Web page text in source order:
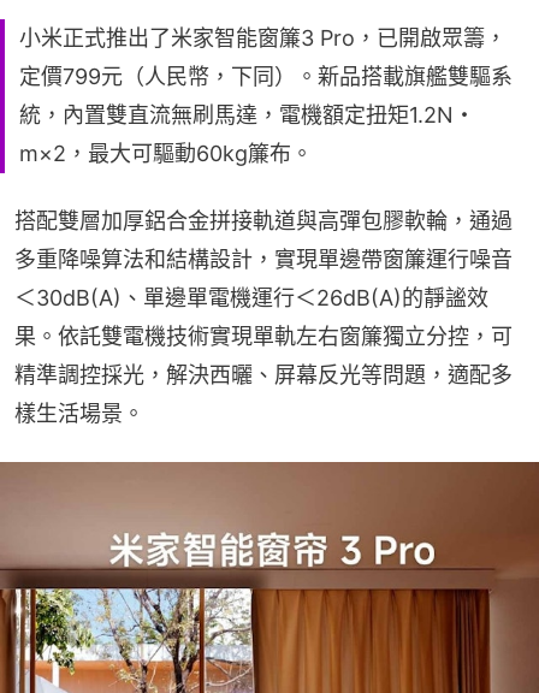
小米正式推出了米家智能窗簾3 Pro，已開啟眾籌，
定價799元（人民幣，下同）。新品搭載旗艦雙驅系
統，內置雙直流無刷馬達，電機額定扭矩1.2N・
m×2，最大可驅動60kg簾布。
搭配雙層加厚鋁合金拼接軌道與高彈包膠軟輪，通過
多重降噪算法和結構設計，實現單邊帶窗簾運行噪音
＜30dB(A)、單邊單電機運行＜26dB(A)的靜謐效
果。依託雙電機技術實現單軌左右窗簾獨立分控，可
精準調控採光，解決西曬、屏幕反光等問題，適配多
樣生活場景。